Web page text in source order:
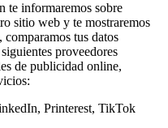
te informaremos sobre
sitio web y te mostraremos
tus datos
proveedores
de publicidad online,
Printerest, TikTok